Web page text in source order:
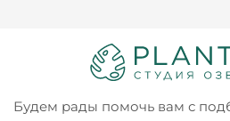
Будем рады помочь вам с